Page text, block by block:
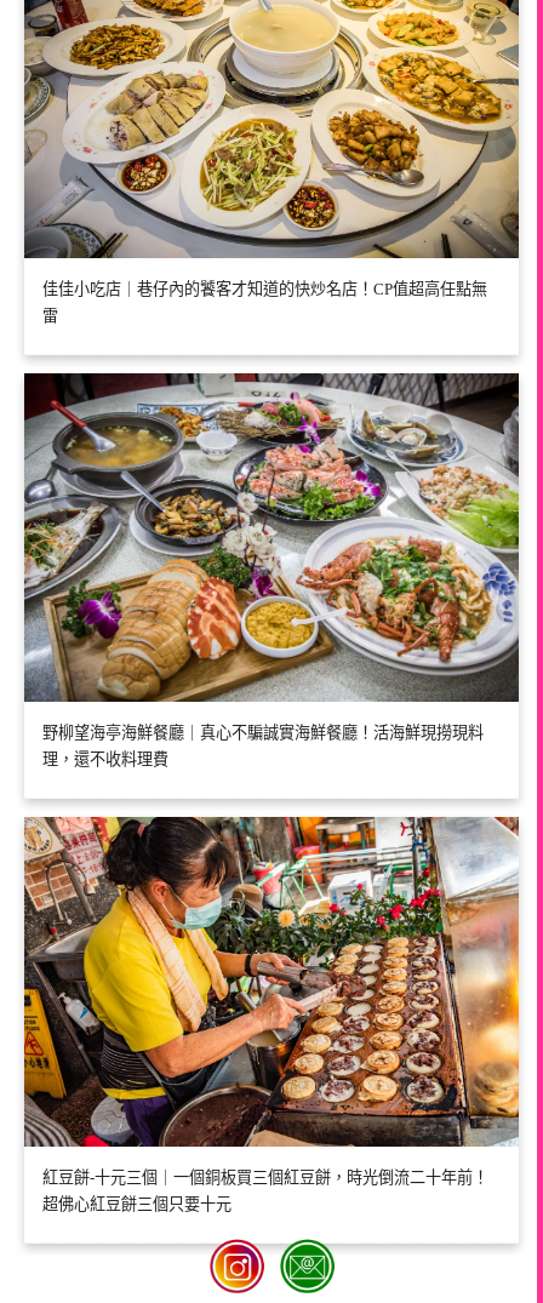
佳佳小吃店｜巷仔內的饕客才知道的快炒名店！CP值超高任點無
雷
野柳望海亭海鮮餐廳｜真心不騙誠實海鮮餐廳！活海鮮現撈現料
理，還不收料理費
紅豆餅-十元三個｜一個銅板買三個紅豆餅，時光倒流二十年前！
超佛心紅豆餅三個只要十元